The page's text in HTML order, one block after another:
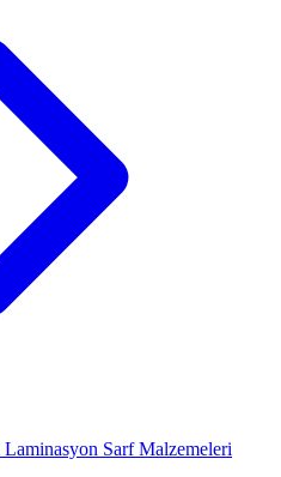
Laminasyon Sarf Malzemeleri